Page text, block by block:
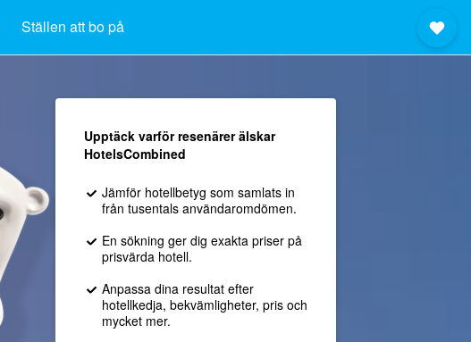
Ställen att bo på
Upptäck varför resenärer älskar
HotelsCombined
Jämför hotellbetyg som samlats in
från tusentals användaromdömen.
En sökning ger dig exakta priser på
prisvärda hotell.
Anpassa dina resultat efter
hotellkedja, bekvämligheter, pris och
mycket mer.